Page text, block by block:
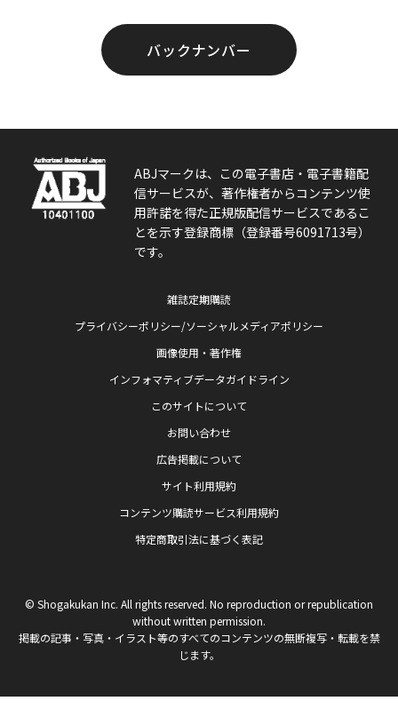
バックナンバー
ABJマークは、この電子書店・電子書籍配
信サービスが、著作権者からコンテンツ使
用許諾を得た正規版配信サービスであるこ
とを示す登録商標（登録番号6091713号）
です。
雑誌定期購読
プライバシーポリシー/ソーシャルメディアポリシー
画像使用・著作権
インフォマティブデータガイドライン
このサイトについて
お問い合わせ
広告掲載について
サイト利用規約
コンテンツ購読サービス利用規約
特定商取引法に基づく表記
© Shogakukan Inc. All rights reserved. No reproduction or republication
without written permission.
掲載の記事・写真・イラスト等のすべてのコンテンツの無断複写・転載を禁
じます。